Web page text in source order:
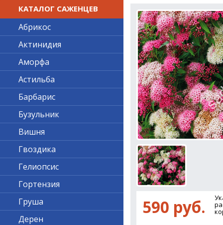
590 руб.
КАТАЛОГ САЖЕНЦЕВ
Абрикос
Актинидия
Аморфа
Астильба
Барбарис
Бузульник
Вишня
Гвоздика
Гелиопсис
Гортензия
Груша
Дерен